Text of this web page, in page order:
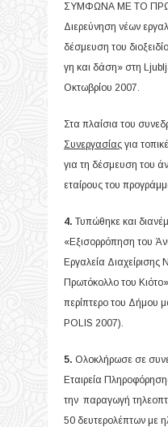
ΣΥΜΦΩΝΑ ΜΕ ΤΟ
Διερεύνηση νέων
δέσμευση του
γη και δάση» στη
Οκτωβρίου 2007.
Στα πλαίσια του
Συνεργασίας για
για τη δέσμευση του
εταίρους του
4. Τυπώθηκε και
«Εξισορρόπηση του
Εργαλεία
Πρωτόκολλο του
περίπτερο του Δήμου
POLIS 2007).
5. Ολοκλήρωσε σε
Εταιρεία
την παραγωγή
50 δευτερολέπτων με